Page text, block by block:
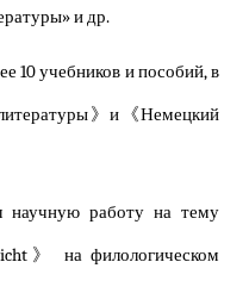
и др.
10 учебников и пособий, в
》и《Немецкий
научную работу на тему
》 на филологическом